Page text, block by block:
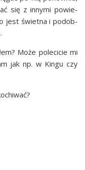
się z inny­mi powie­
jest świet­na i podob­
Może pole­ci­cie mi
jak np. w Kin­gu czy